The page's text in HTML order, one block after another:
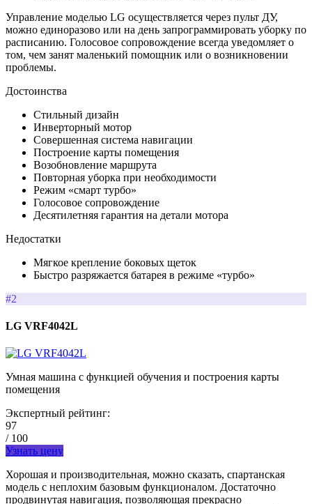
Управление моделью LG осуществляется через пульт ДУ,
можно единоразово или на день запрограммировать уборку по
расписанию. Голосовое сопровождение всегда уведомляет о
том, чем занят маленький помощник или о возникновении
проблемы.
Достоинства
Стильный дизайн
Инверторный мотор
Совершенная система навигации
Построение карты помещения
Возобновление маршрута
Повторная уборка при необходимости
Режим «смарт турбо»
Голосовое сопровождение
Десятилетняя гарантия на детали мотора
Недостатки
Мягкое крепление боковых щеток
Быстро разряжается батарея в режиме «турбо»
#2
LG VRF4042L
Умная машина с функцией обучения и построения карты
помещения
Экспертный рейтинг:
97
/ 100
Узнать цену
Хорошая и производительная, можно сказать, спартанская
модель с неплохим базовым функционалом. Достаточно
продвинутая навигация, позволяющая прекрасно